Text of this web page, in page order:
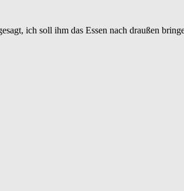
ich soll ihm das Essen nach draußen